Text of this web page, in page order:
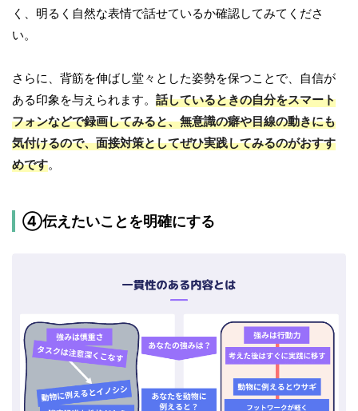
く、明るく自然な表情で話せているか確認してみてくださ
い。
さらに、背筋を伸ばし堂々とした姿勢を保つことで、自信が
ある印象を与えられます。 話しているときの自分をスマート
フォンなどで録画してみると、無意識の癖や目線の動きにも
気付けるので、面接対策としてぜひ実践してみるのがおすす
めです。
④伝えたいことを明確にする